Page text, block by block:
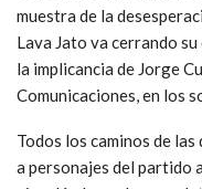
muestra de la
Lava Jato va cerrando
la implicancia de Jorge
Comunicaciones, en los
Todos los caminos de
a personajes del partido